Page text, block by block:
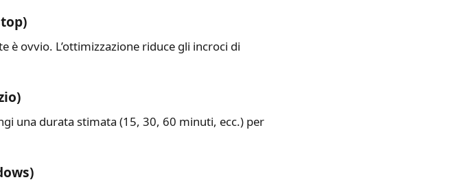
ovvio. L’ottimizzazione riduce gli incroci di
una durata stimata (15, 30, 60 minuti, ecc.) per